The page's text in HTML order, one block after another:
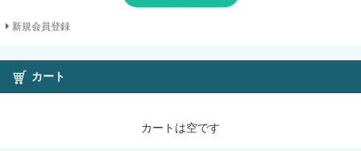
新規会員登録
カート
カートは空です